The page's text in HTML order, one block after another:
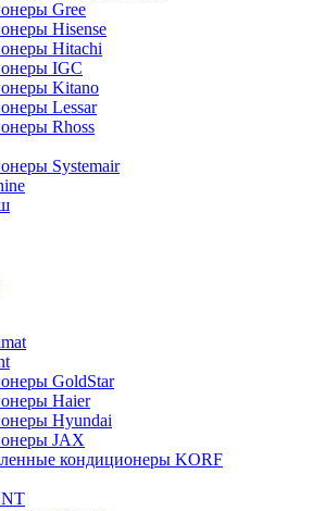
Gree
Hisense
Hitachi
IGC
Kitano
Lessar
Rhoss
Systemair
GoldStar
Haier
Hyundai
JAX
кондиционеры KORF